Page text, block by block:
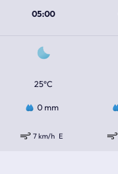
05:00
25ºC
0 mm
7 km/h E